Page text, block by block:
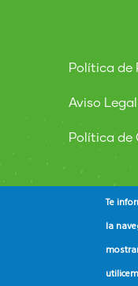
Política de
Aviso Legal
Política de
© Copyright
Te
la